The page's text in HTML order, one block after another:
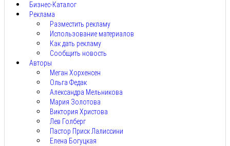
Бизнес-Каталог
Реклама
Разместить рекламу
Использование материалов
Как дать рекламу
Сообщить новость
Авторы
Меган Хорхенсен
Ольга Федак
Александра Мельникова
Мария Золотова
Виктория Христова
Лев Голберг
Пастор Приск Лалиссини
Елена Богуцкая